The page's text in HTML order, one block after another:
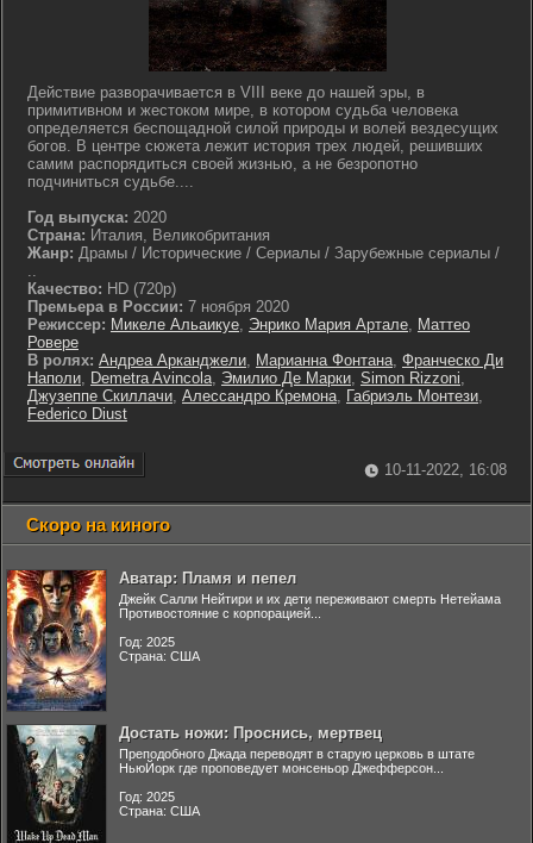
Действие разворачивается в VIII веке до нашей эры, в
примитивном и жестоком мире, в котором судьба человека
определяется беспощадной силой природы и волей вездесущих
богов. В центре сюжета лежит история трех людей, решивших
самим распорядиться своей жизнью, а не безропотно
подчиниться судьбе....
Год выпуска: 2020
Страна: Италия, Великобритания
Жанр: Драмы / Исторические / Сериалы / Зарубежные сериалы /
..
Качество: HD (720p)
Премьера в России: 7 ноября 2020
Режиссер: Микеле Альаикуе, Энрико Мария Артале, Маттео
Ровере
В ролях: Андреа Арканджели, Марианна Фонтана, Франческо Ди
Наполи, Demetra Avincola, Эмилио Де Марки, Simon Rizzoni,
Джузеппе Скиллачи, Алессандро Кремона, Габриэль Монтези,
Federico Diust
10-11-2022, 16:08
Скоро на киного
Аватар: Пламя и пепел
Джейк Салли Нейтири и их дети переживают смерть Нетейама
Противостояние с корпорацией...
Год: 2025
Страна: США
Достать ножи: Проснись, мертвец
Преподобного Джада переводят в старую церковь в штате
НьюЙорк где проповедует монсеньор Джефферсон...
Год: 2025
Страна: США